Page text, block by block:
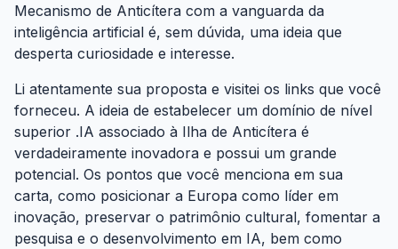
Mecanismo de Anticítera com a vanguarda da
inteligência artificial é, sem dúvida, uma ideia que
desperta curiosidade e interesse.
Li atentamente sua proposta e visitei os links que você
forneceu. A ideia de estabelecer um domínio de nível
superior .IA associado à Ilha de Anticítera é
verdadeiramente inovadora e possui um grande
potencial. Os pontos que você menciona em sua
carta, como posicionar a Europa como líder em
inovação, preservar o patrimônio cultural, fomentar a
pesquisa e o desenvolvimento em IA, bem como